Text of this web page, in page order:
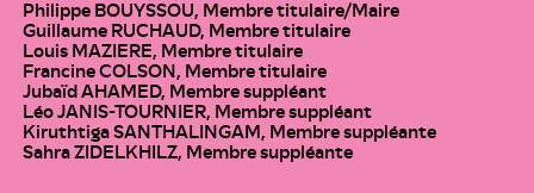
Philippe BOUYSSOU, Membre titulaire/Maire
Guillaume RUCHAUD, Membre titulaire
Louis MAZIERE, Membre titulaire
Francine COLSON, Membre titulaire
Jubaïd AHAMED, Membre suppléant
Léo JANIS-TOURNIER, Membre suppléant
Kiruthtiga SANTHALINGAM, Membre suppléante
Sahra ZIDELKHILZ, Membre suppléante